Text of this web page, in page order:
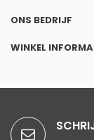
ONS BEDRIJF
WINKEL